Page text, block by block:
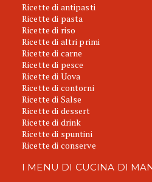
Ricette di antipasti
Ricette di pasta
Ricette di riso
Ricette di altri primi
Ricette di carne
Ricette di pesce
Ricette di Uova
Ricette di contorni
Ricette di Salse
Ricette di dessert
Ricette di drink
Ricette di spuntini
Ricette di conserve
I MENU DI CUCINA DI